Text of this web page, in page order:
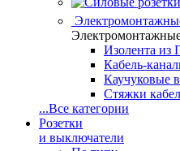
Изолента из
Кабель-
Каучуковые
Стяжки
...Все категории
Розетки
и выключатели